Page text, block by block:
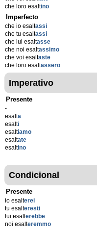
che loro esaltino
Imperfecto
che io esaltassi
che tu esaltassi
che lui esaltasse
che noi esaltassimo
che voi esaltaste
che loro esaltassero
Imperativo
Presente
-
esalta
esalti
esaltiamo
esaltate
esaltino
Condicional
Presente
io esalterei
tu esalteresti
lui esalterebbe
noi esalteremmo